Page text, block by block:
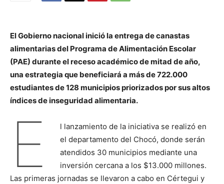
El Gobierno nacional inició la entrega de canastas
alimentarias del Programa de Alimentación Escolar
(PAE) durante el receso académico de mitad de año,
una estrategia que beneficiará a más de 722.000
estudiantes de 128 municipios priorizados por sus altos
índices de inseguridad alimentaria.
E
l lanzamiento de la iniciativa se realizó en
el departamento del Chocó, donde serán
atendidos 30 municipios mediante una
inversión cercana a los $13.000 millones.
Las primeras jornadas se llevaron a cabo en Cértegui y